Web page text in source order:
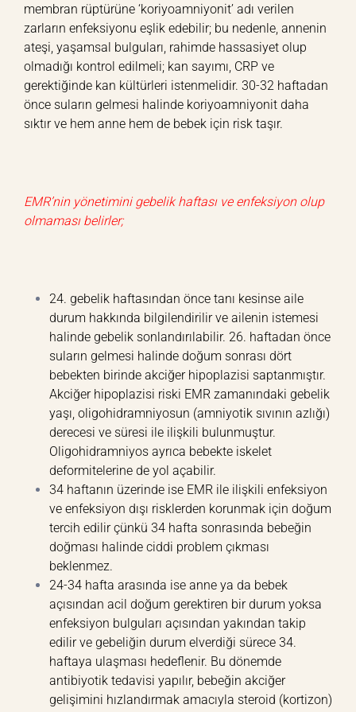
membran rüptürüne ‘koriyoamniyonit’ adı verilen
zarların enfeksiyonu eşlik edebilir; bu nedenle, annenin
ateşi, yaşamsal bulguları, rahimde hassasiyet olup
olmadığı kontrol edilmeli; kan sayımı, CRP ve
gerektiğinde kan kültürleri istenmelidir. 30-32 haftadan
önce suların gelmesi halinde koriyoamniyonit daha
sıktır ve hem anne hem de bebek için risk taşır.
EMR’nin yönetimini gebelik haftası ve enfeksiyon olup
olmaması belirler;
24. gebelik haftasından önce tanı kesinse aile
durum hakkında bilgilendirilir ve ailenin istemesi
halinde gebelik sonlandırılabilir. 26. haftadan önce
suların gelmesi halinde doğum sonrası dört
bebekten birinde akciğer hipoplazisi saptanmıştır.
Akciğer hipoplazisi riski EMR zamanındaki gebelik
yaşı, oligohidramniyosun (amniyotik sıvının azlığı)
derecesi ve süresi ile ilişkili bulunmuştur.
Oligohidramniyos ayrıca bebekte iskelet
deformitelerine de yol açabilir.
34 haftanın üzerinde ise EMR ile ilişkili enfeksiyon
ve enfeksiyon dışı risklerden korunmak için doğum
tercih edilir çünkü 34 hafta sonrasında bebeğin
doğması halinde ciddi problem çıkması
beklenmez.
24-34 hafta arasında ise anne ya da bebek
açısından acil doğum gerektiren bir durum yoksa
enfeksiyon bulguları açısından yakından takip
edilir ve gebeliğin durum elverdiği sürece 34.
haftaya ulaşması hedeflenir. Bu dönemde
antibiyotik tedavisi yapılır, bebeğin akciğer
gelişimini hızlandırmak amacıyla steroid (kortizon)